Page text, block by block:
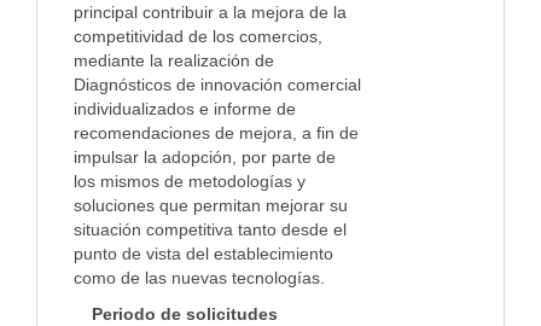
principal contribuir a la mejora de la
competitividad de los comercios,
mediante la realización de
Diagnósticos de innovación comercial
individualizados e informe de
recomendaciones de mejora, a fin de
impulsar la adopción, por parte de
los mismos de metodologías y
soluciones que permitan mejorar su
situación competitiva tanto desde el
punto de vista del establecimiento
como de las nuevas tecnologías.
Periodo de solicitudes